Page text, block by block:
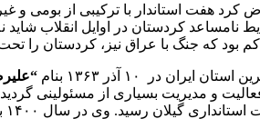
ظرف دو سال ۷ استاندار عوض کرد هفت استاندار
که جنگ با عراق نیز، کردستان را تحت
در ۱۰ آذر ۱۳۶۳ بنام
و مدیریت بسیاری از مسئولینی گردید
در سال ۱۴۰۰ بر اثر ابتلا به بیماری کرونا درگذشت.